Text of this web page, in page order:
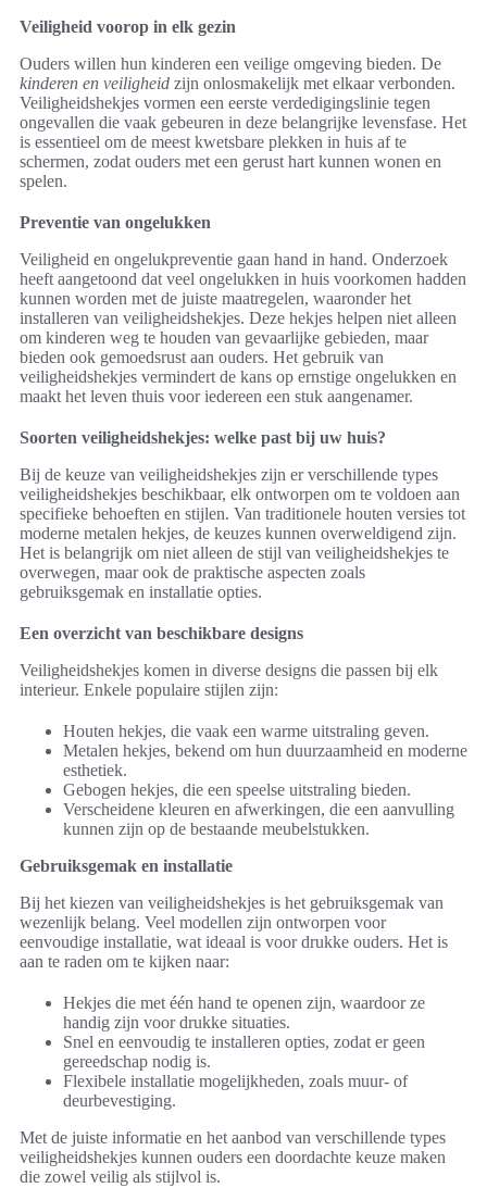
Veiligheid voorop in elk gezin
Ouders willen hun kinderen een veilige omgeving bieden. De
kinderen en veiligheid zijn onlosmakelijk met elkaar verbonden.
Veiligheidshekjes vormen een eerste verdedigingslinie tegen
ongevallen die vaak gebeuren in deze belangrijke levensfase. Het
is essentieel om de meest kwetsbare plekken in huis af te
schermen, zodat ouders met een gerust hart kunnen wonen en
spelen.
Preventie van ongelukken
Veiligheid en ongelukpreventie gaan hand in hand. Onderzoek
heeft aangetoond dat veel ongelukken in huis voorkomen hadden
kunnen worden met de juiste maatregelen, waaronder het
installeren van veiligheidshekjes. Deze hekjes helpen niet alleen
om kinderen weg te houden van gevaarlijke gebieden, maar
bieden ook gemoedsrust aan ouders. Het gebruik van
veiligheidshekjes vermindert de kans op ernstige ongelukken en
maakt het leven thuis voor iedereen een stuk aangenamer.
Soorten veiligheidshekjes: welke past bij uw huis?
Bij de keuze van veiligheidshekjes zijn er verschillende types
veiligheidshekjes beschikbaar, elk ontworpen om te voldoen aan
specifieke behoeften en stijlen. Van traditionele houten versies tot
moderne metalen hekjes, de keuzes kunnen overweldigend zijn.
Het is belangrijk om niet alleen de stijl van veiligheidshekjes te
overwegen, maar ook de praktische aspecten zoals
gebruiksgemak en installatie opties.
Een overzicht van beschikbare designs
Veiligheidshekjes komen in diverse designs die passen bij elk
interieur. Enkele populaire stijlen zijn:
Houten hekjes, die vaak een warme uitstraling geven.
Metalen hekjes, bekend om hun duurzaamheid en moderne
esthetiek.
Gebogen hekjes, die een speelse uitstraling bieden.
Verscheidene kleuren en afwerkingen, die een aanvulling
kunnen zijn op de bestaande meubelstukken.
Gebruiksgemak en installatie
Bij het kiezen van veiligheidshekjes is het gebruiksgemak van
wezenlijk belang. Veel modellen zijn ontworpen voor
eenvoudige installatie, wat ideaal is voor drukke ouders. Het is
aan te raden om te kijken naar:
Hekjes die met één hand te openen zijn, waardoor ze
handig zijn voor drukke situaties.
Snel en eenvoudig te installeren opties, zodat er geen
gereedschap nodig is.
Flexibele installatie mogelijkheden, zoals muur- of
deurbevestiging.
Met de juiste informatie en het aanbod van verschillende types
veiligheidshekjes kunnen ouders een doordachte keuze maken
die zowel veilig als stijlvol is.